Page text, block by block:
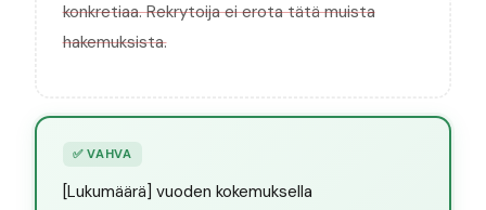
konkretiaa. Rekrytoija ei erota tätä muista
hakemuksista.
✅VAHVA
[Lukumäärä] vuoden kokemuksella